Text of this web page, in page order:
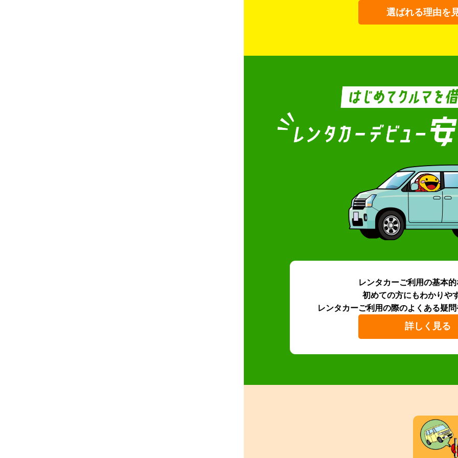
選ばれる理由を
レンタカーご利用の基本
初めての方にもわかりや
レンタカーご利用の際のよくある疑問
詳しく見る